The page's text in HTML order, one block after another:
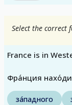
Select the correct
France is in
Фра́нция
за́падного